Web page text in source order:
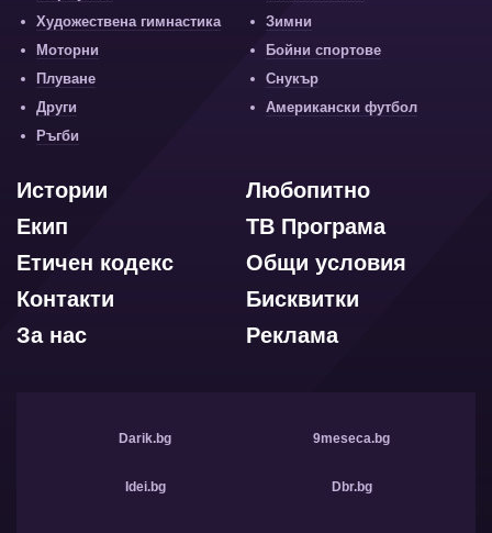
Художествена гимнастика
Зимни
Моторни
Бойни спортове
Плуване
Снукър
Други
Американски футбол
Ръгби
Любопитно
Истории
ТВ Програма
Екип
Общи условия
Етичен кодекс
Бисквитки
Контакти
Реклама
За нас
Darik.bg 9meseca.bg
Idei.bg Dbr.bg